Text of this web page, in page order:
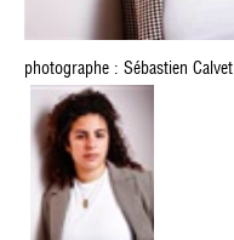
photographe : Sébastien Calvet